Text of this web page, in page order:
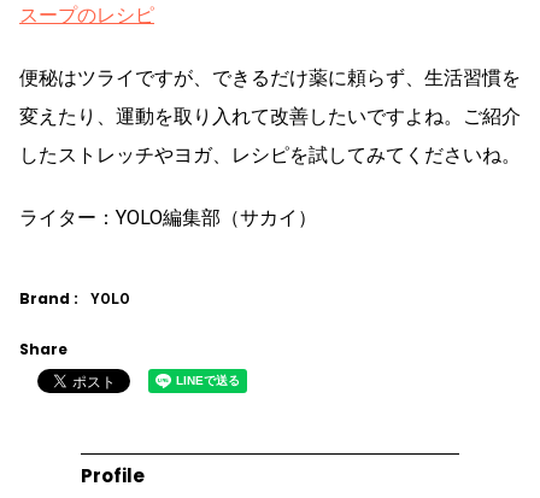
スープのレシピ
便秘はツライですが、できるだけ薬に頼らず、生活習慣を
変えたり、運動を取り入れて改善したいですよね。ご紹介
したストレッチやヨガ、レシピを試してみてくださいね。
ライター：YOLO編集部（サカイ）
Brand : YOLO
Share
Profile